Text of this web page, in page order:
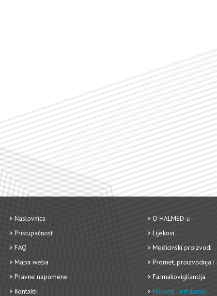
Naslovnica
Pristupačnost
FAQ
Mapa weba
Pravne napomene
Kontakti
O HALMED-u
Lijekovi
Medicinski proizvodi
Promet, proizvodnja i
Farmakovigilancija
Novosti i edukacije